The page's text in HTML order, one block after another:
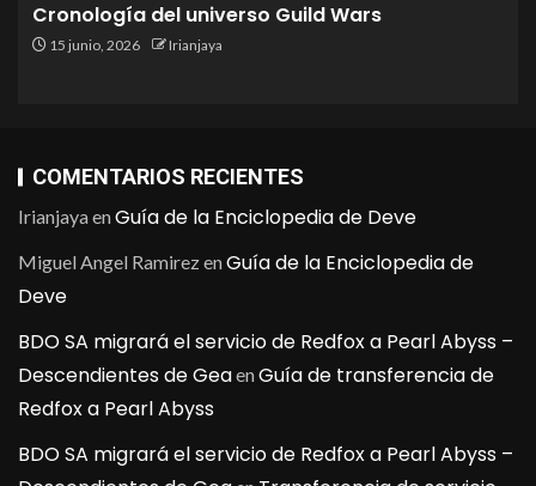
Cronología del universo Guild Wars
15 junio, 2026 Irianjaya
COMENTARIOS RECIENTES
IrianjayaenGuía de la Enciclopedia de Deve
Miguel Angel RamirezenGuía de la Enciclopedia de
Deve
BDO SA migrará el servicio de Redfox a Pearl Abyss –
Descendientes de GeaenGuía de transferencia de
Redfox a Pearl Abyss
BDO SA migrará el servicio de Redfox a Pearl Abyss –